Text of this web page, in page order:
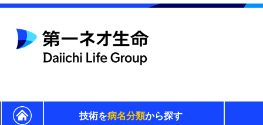
技術を病名分類から探す